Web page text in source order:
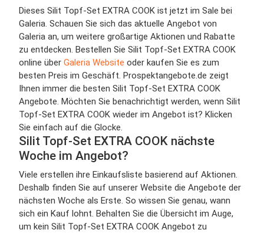
Dieses Silit Topf-Set EXTRA COOK ist jetzt im Sale bei
Galeria. Schauen Sie sich das aktuelle Angebot von
Galeria an, um weitere großartige Aktionen und Rabatte
zu entdecken. Bestellen Sie Silit Topf-Set EXTRA COOK
online über Galeria Website oder kaufen Sie es zum
besten Preis im Geschäft. Prospektangebote.de zeigt
Ihnen immer die besten Silit Topf-Set EXTRA COOK
Angebote. Möchten Sie benachrichtigt werden, wenn Silit
Topf-Set EXTRA COOK wieder im Angebot ist? Klicken
Sie einfach auf die Glocke.
Silit Topf-Set EXTRA COOK nächste
Woche im Angebot?
Viele erstellen ihre Einkaufsliste basierend auf Aktionen.
Deshalb finden Sie auf unserer Website die Angebote der
nächsten Woche als Erste. So wissen Sie genau, wann
sich ein Kauf lohnt. Behalten Sie die Übersicht im Auge,
um kein Silit Topf-Set EXTRA COOK Angebot zu